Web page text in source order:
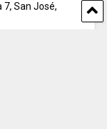
7, San José,